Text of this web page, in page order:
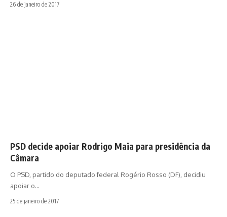
26 de janeiro de 2017
PSD decide apoiar Rodrigo Maia para presidência da
Câmara
O PSD, partido do deputado federal Rogério Rosso (DF), decidiu
apoiar o…
25 de janeiro de 2017